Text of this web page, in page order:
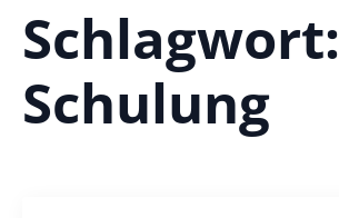
Schlagwort:
Schulung